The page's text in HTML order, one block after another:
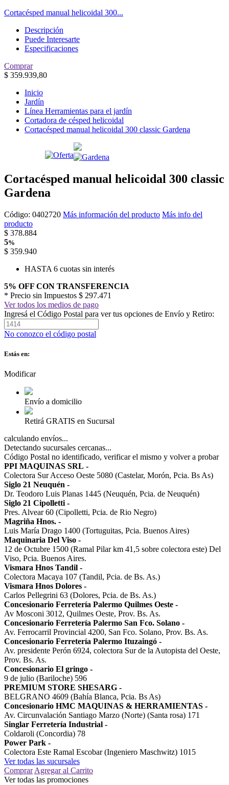
Cortacésped manual helicoidal 300...
Descripción
Puede Interesarte
Especificaciones
Comprar
$ 359.939,80
Inicio
Jardín
Línea Herramientas para el jardín
Cortadora de césped helicoidal
Cortacésped manual helicoidal 300 classic Gardena
Cortacésped manual helicoidal 300 classic
Gardena
Código: 0402720 Más información del producto Más info del
producto
$ 378.884
5%
$ 359.940
HASTA 6 cuotas sin interés
5% OFF CON TRANSFERENCIA
* Precio sin Impuestos $ 297.471
Ver todos los medios de pago
Ingresá el Código Postal para ver tus opciones de Envío y Retiro:
No conozco el código postal
Estás en:
Modificar
Envío a domicilio
Retirá GRATIS en Sucursal
calculando envíos...
Detectando sucursales cercanas...
Código Postal no identificado, verificar el mismo y volver a probar
PPI MAQUINAS SRL -
Colectora Sur Acceso Oeste 5080 (Castelar, Morón, Pcia. Bs As)
Siglo 21 Neuquén -
Dr. Teodoro Luis Planas 1445 (Neuquén, Pcia. de Neuquén)
Siglo 21 Cipolletti -
Pres. Alvear 60 (Cipolletti, Pcia. de Rio Negro)
Magriña Hnos. -
Luis María Drago 1400 (Tortuguitas, Pcia. Buenos Aires)
Maquinaria Del Viso -
12 de Octubre 1500 (Ramal Pilar km 41,5 sobre colectora este) Del
Viso, Pcia. Buenos Aires.
Vismara Hnos Tandil -
Colectora Macaya 107 (Tandil, Pcia. de Bs. As.)
Vismara Hnos Dolores -
Carlos Pellegrini 63 (Dolores, Pcia. de Bs. As.)
Concesionario Ferretería Palermo Quilmes Oeste -
Av Mosconi 3012, Quilmes Oeste, Prov. Bs. As.
Concesionario Ferretería Palermo San Fco. Solano -
Av. Ferrocarril Provincial 4200, San Fco. Solano, Prov. Bs. As.
Concesionario Ferretería Palermo Ituzaingó -
Av. presidente Perón 6924, colectora Sur de la Autopista del Oeste,
Prov. Bs. As.
Concesionario El gringo -
9 de julio (Bariloche) 596
PREMIUM STORE SHESARG -
BELGRANO 4609 (Bahía Blanca, Pcia. Bs As)
Concesionario HMC MAQUINAS & HERRAMIENTAS -
Av. Circunvalación Santiago Marzo (Norte) (Santa rosa) 171
Singlar Ferretería Industrial -
Coldaroli (Concordia) 78
Power Park -
Colectora Este Ramal Escobar (Ingeniero Maschwitz) 1015
Ver todas las sucursales
Comprar Agregar al Carrito
Ver todas las promociones